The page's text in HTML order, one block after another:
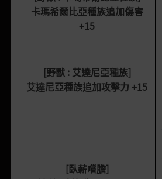
卡瑪希爾比亞種族追加傷害
+15
[野獸 : 艾達尼亞種族]
艾達尼亞種族追加攻擊力 +15
[臥薪嚐膽]